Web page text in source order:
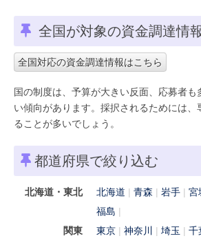
全国が対象の資金調達情
全国対応の資金調達情報はこちら
国の制度は、予算が大きい反面、応募者も
い傾向があります。採択されるためには、
ることが多いでしょう。
都道府県で絞り込む
北海道・東北 北海道 青森 岩手 宮
福島
関東
東京 神奈川 埼玉 千